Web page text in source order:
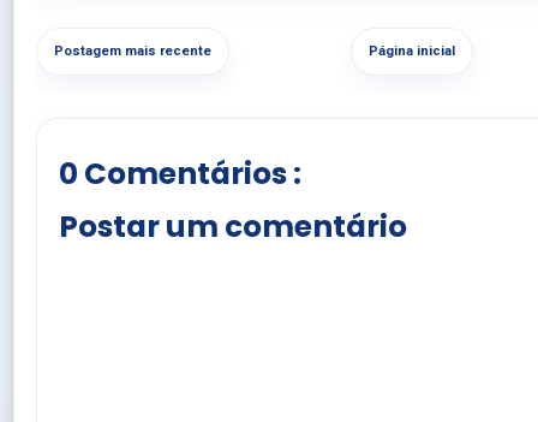
Postagem mais recente Página inicial
0 Comentários :
Postar um comentário